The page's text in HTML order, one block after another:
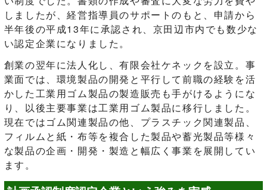
しましたが、経営指導員のサポートのもと、申請から
半年後の平成13年に承認され、京田辺市内でも数少な
い認定企業になりました。
創業の翌年に法人化し、有限会社ケネックを設立。事
業面では、環境製品の開発と平行して前職の経験を活
かした工業用ゴム製品の製造販売も手がけるようにな
り、以後主要事業は工業用ゴム製品に移行しました。
現在ではゴム関連製品の他、プラスチック関連製品、
フィルムと紙・布等を複合した製品や蓄光製品等様々
な製品の企画・開発・製造と幅広く事業を展開してい
ます。